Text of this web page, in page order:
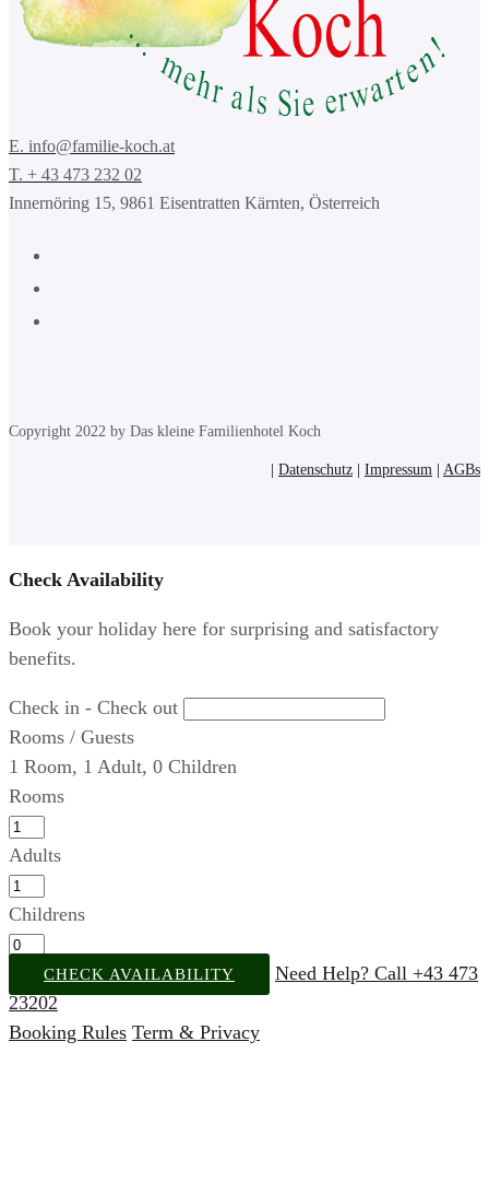
E. info@familie-koch.at
T. + 43 473 232 02
Innernöring 15, 9861 Eisentratten Kärnten, Österreich
Copyright 2022 by Das kleine Familienhotel Koch
| Datenschutz | Impressum | AGBs
Check Availability
Book your holiday here for surprising and satisfactory
benefits.
Check in - Check out
Rooms / Guests
1 Room, 1 Adult, 0 Children
Rooms
Adults
Childrens
CHECK AVAILABILITY
Need Help? Call +43 473
23202
Booking Rules Term & Privacy